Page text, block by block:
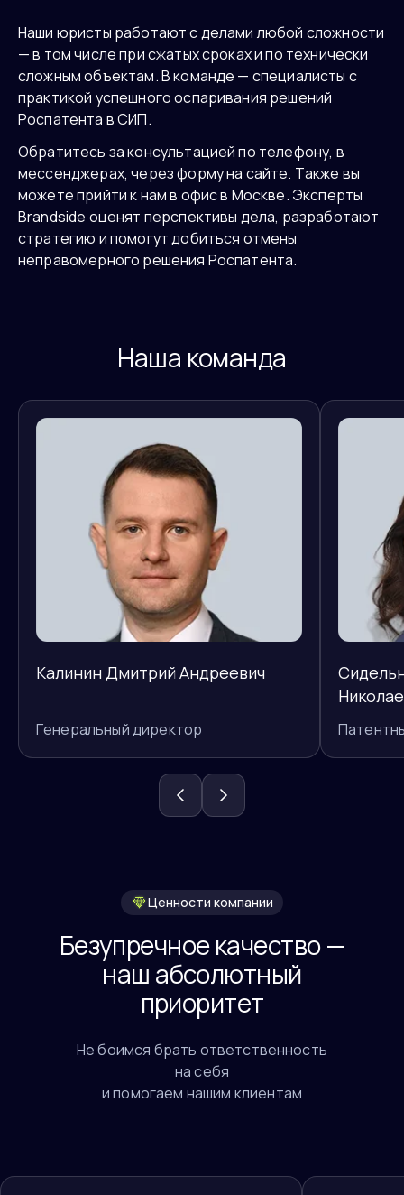
Наши юристы работают с делами любой сложности
— в том числе при сжатых сроках и по технически
сложным объектам. В команде — специалисты с
практикой успешного оспаривания решений
Роспатента в СИП.
Обратитесь за консультацией по телефону, в
мессенджерах, через форму на сайте. Также вы
можете прийти к нам в офис в Москве. Эксперты
Brandside оценят перспективы дела, разработают
стратегию и помогут добиться отмены
неправомерного решения Роспатента.
Наша команда
Калинин Дмитрий Андреевич
Генеральный директор
Ценности компании
Безупречное качество —
наш абсолютный
приоритет
Не боимся брать ответственность
на себя
и помогаем нашим клиентам